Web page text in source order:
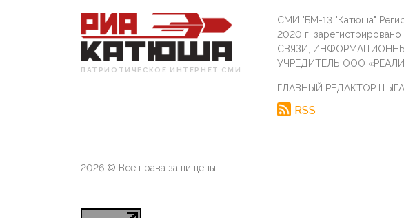
ПАТРИОТИЧЕСКОЕ ИНТЕРНЕТ СМИ
СМИ "БМ-13 "Катюша"
2020 г.
СВЯЗИ,
УЧРЕДИТЕЛЬ ООО
ГЛАВНЫЙ РЕДАКТОР
RSS
2026 © Все права защищены